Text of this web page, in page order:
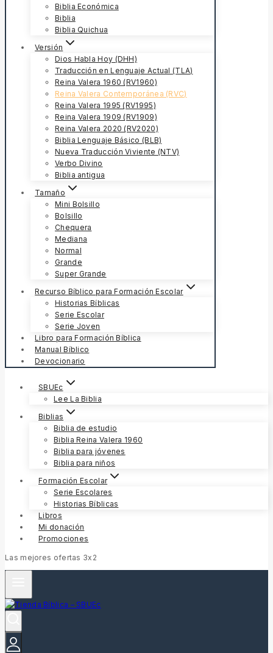
Biblia Económica
Biblia
Biblia Quichua
Versión
Dios Habla Hoy (DHH)
Traducción en Lenguaje Actual (TLA)
Reina Valera 1960 (RV1960)
Reina Valera Contemporánea (RVC)
Reina Valera 1995 (RV1995)
Reina Valera 1909 (RV1909)
Reina Valera 2020 (RV2020)
Biblia Lenguaje Básico (BLB)
Nueva Traducción Viviente (NTV)
Verbo Divino
Biblia antigua
Tamaño
Mini Bolsillo
Bolsillo
Chequera
Mediana
Normal
Grande
Super Grande
Recurso Bíblico para Formación Escolar
Historias Bíblicas
Serie Escolar
Serie Joven
Libro para Formación Bíblica
Manual Bíblico
Devocionario
SBUEc
Lee La Biblia
Biblias
Biblia de estudio
Biblia Reina Valera 1960
Biblia para jóvenes
Biblia para niños
Formación Escolar
Serie Escolares
Historias Bíblicas
Libros
Mi donación
Promociones
Las mejores ofertas 3x2